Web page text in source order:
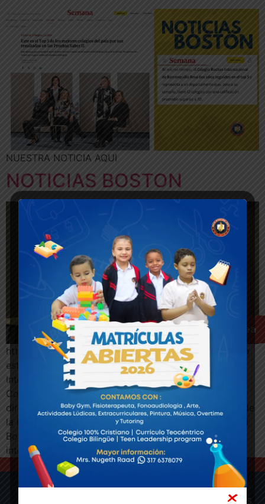
Pagos en línea
NUESTRA NOTICIA AQUI
NOTICIAS BOSTON
https://www.youtube.com/watch?v=ZSZH2gywcTE En
este video Ingrid Reyes, directora del Boston
International School, considerado el mejor colegio de
Colombia. Desde el principio de su intervención, la
directora destaca la importancia de Dios en la labor de
la institución educativa. Reyes explica que el éxito del
Boston International School se debe a la formación
integral que se les […]
Síguenos